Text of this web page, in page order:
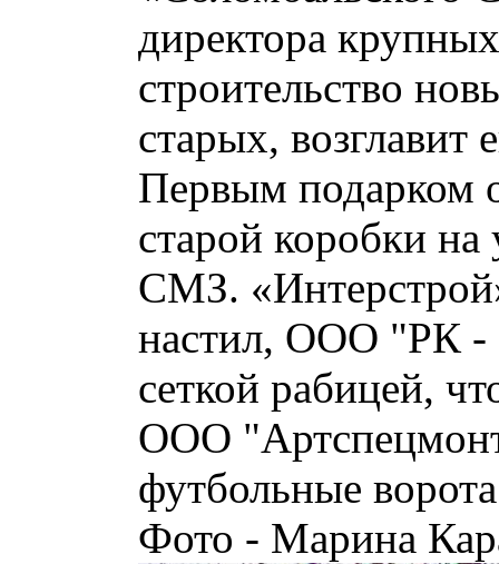
директора
строительство
старых, возглавит
Первым подарком
старой коробки
СМЗ.
настил, ООО "РК -
сеткой рабицей,
ООО
футбольные
Фото - Марина